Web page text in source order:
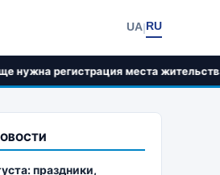
UA|RU
места жительства в Киеве:
праздники,